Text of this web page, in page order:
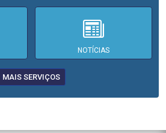
NOTÍCIAS
MAIS SERVIÇOS